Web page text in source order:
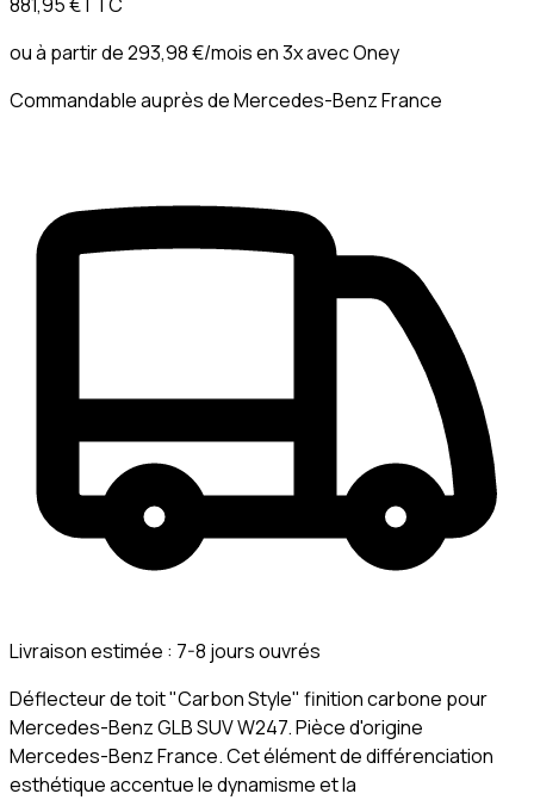
ou à partir de293,98 €/mois en 3x avecOney
Commandable auprès de Mercedes-Benz France
Livraison estimée : 7-8 jours ouvrés
Déflecteur de toit "Carbon Style" finition carbone pour
Mercedes-Benz GLB SUV W247. Pièce d'origine
Mercedes-Benz France. Cet élément de différenciation
esthétique accentue le dynamisme et la